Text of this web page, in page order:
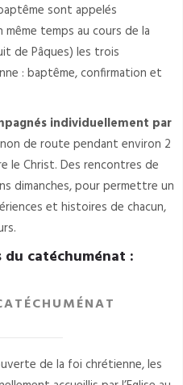
sont appelés
temps au cours de la
de Pâques) les trois
: baptême, confirmation et
individuellement par
de route pendant environ 2
le Christ. Des rencontres de
dimanches, pour permettre un
et histoires de chacun,
du catéchuménat :
de la foi chrétienne, les